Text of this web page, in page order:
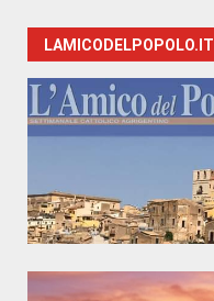
LAMICODELPOPOLO.IT